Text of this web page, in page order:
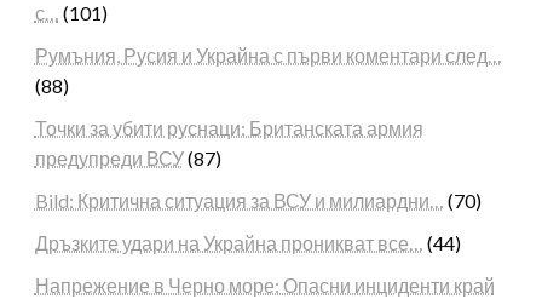
с… (101)
Румъния, Русия и Украйна с първи коментари след…
(88)
Точки за убити руснаци: Британската армия
предупреди ВСУ(87)
Bild: Критична ситуация за ВСУ и милиардни… (70)
Дръзките удари на Украйна проникват все… (44)
Напрежение в Черно море: Опасни инциденти край